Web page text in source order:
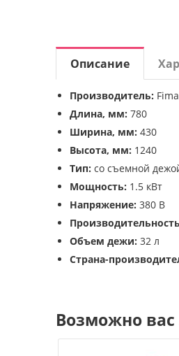
Описание
Производитель:
Длина, мм: 780
Ширина, мм: 430
Высота, мм: 1240
Тип: со съемной
Мощность: 1.5 кВт
Напряжение: 380 В
Объем дежи: 32 л
Страна-
Возможно